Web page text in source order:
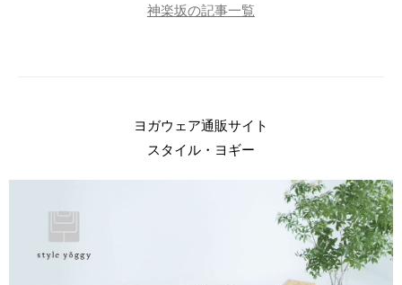
神楽坂の記事一覧
ヨガウェア通販サイト
スタイル・ヨギー